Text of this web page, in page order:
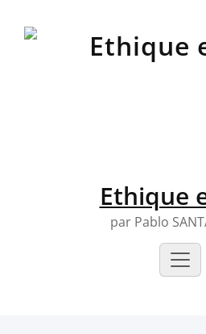
Ethique
par Pablo